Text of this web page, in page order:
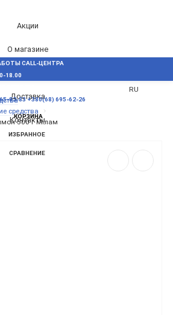
Акции
О магазине
Блог
Доставка
Контакты
RU
CALL-ЦЕНТРА
18.00
82-83 +380(68) 695-62-26
КОРЗИНА
ИЗБРАННОЕ
СРАВНЕНИЕ
средства
500 г Мілам